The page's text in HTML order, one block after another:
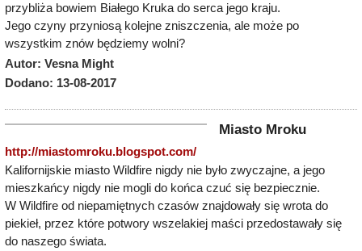
przybliża bowiem Białego Kruka do serca jego kraju.
Jego czyny przyniosą kolejne zniszczenia, ale może po
wszystkim znów będziemy wolni?
Autor: Vesna Might
Dodano: 13-08-2017
Miasto Mroku
http://miastomroku.blogspot.com/
Kalifornijskie miasto Wildfire nigdy nie było zwyczajne, a jego
mieszkańcy nigdy nie mogli do końca czuć się bezpiecznie.
W Wildfire od niepamiętnych czasów znajdowały się wrota do
piekieł, przez które potwory wszelakiej maści przedostawały się
do naszego świata.